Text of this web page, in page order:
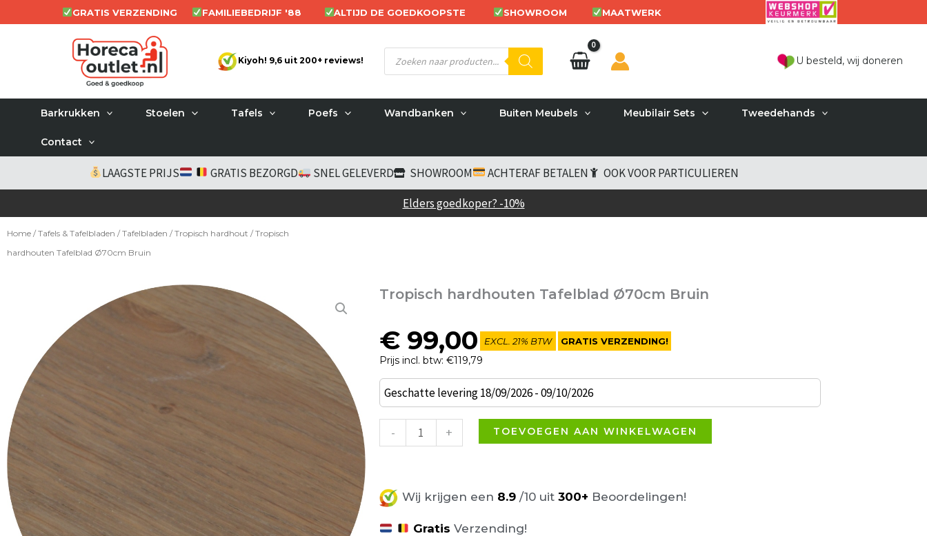
naar
GRATIS VERZENDING FAMILIEBEDRIJF '88 ALTIJD DE GOEDKOOPSTE SHOWROOM MAATWERK
Kiyoh! 9,6 uit 200+ reviews!
Producten
zoeken U besteld, wij doneren
Barkrukken Stoelen Tafels Poefs Wandbanken Buiten Meubels Meubilair Sets Tweedehands
Contact
LAAGSTE PRIJS GRATIS BEZORGD SNEL GELEVERD SHOWROOM ACHTERAF BETALEN
OOK VOOR PARTICULIEREN
Elders goedkoper? -10%
Home / Tafels & Tafelbladen / Tafelbladen / Tropisch hardhout / Tropisch
hardhouten Tafelblad Ø70cm Bruin
Tropisch hardhouten Tafelblad Ø70cm Bruin
€ 99,00
Prijs incl. btw: €119,79
EXCL. 21% BTW GRATIS VERZENDING!
Geschatte levering 18/09/2026 - 09/10/2026
-
Tropisch
hardhouten
Tafelblad
Ø70cm
aantal
+ TOEVOEGEN AAN WINKELWAGEN
Wij krijgen een 8.9 /10 uit 300+ Beoordelingen!
Gratis Verzending!